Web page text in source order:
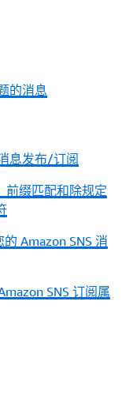
的消息
息发布/订阅
前缀匹配和除规定
Amazon SNS 消
SNS 订阅属